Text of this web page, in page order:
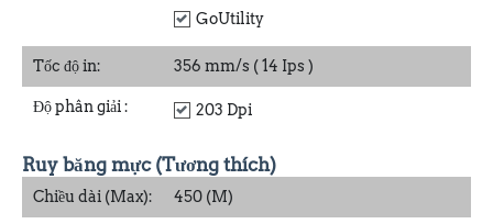
GoUtility
Tốc độ in: 356 mm/s ( 14 Ips )
Độ phân giải: 203 Dpi
Ruy băng mực (Tương thích)
Chiều dài (Max): 450 (M)